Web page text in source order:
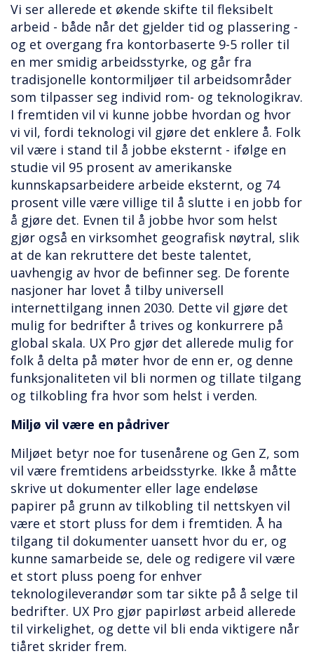
Vi ser allerede et økende skifte til fleksibelt
arbeid - både når det gjelder tid og plassering -
og et overgang fra kontorbaserte 9-5 roller til
en mer smidig arbeidsstyrke, og går fra
tradisjonelle kontormiljøer til arbeidsområder
som tilpasser seg individ rom- og teknologikrav.
I fremtiden vil vi kunne jobbe hvordan og hvor
vi vil, fordi teknologi vil gjøre det enklere å. Folk
vil være i stand til å jobbe eksternt - ifølge en
studie vil 95 prosent av amerikanske
kunnskapsarbeidere arbeide eksternt, og 74
prosent ville være villige til å slutte i en jobb for
å gjøre det. Evnen til å jobbe hvor som helst
gjør også en virksomhet geografisk nøytral, slik
at de kan rekruttere det beste talentet,
uavhengig av hvor de befinner seg. De forente
nasjoner har lovet å tilby universell
internettilgang innen 2030. Dette vil gjøre det
mulig for bedrifter å trives og konkurrere på
global skala. UX Pro gjør det allerede mulig for
folk å delta på møter hvor de enn er, og denne
funksjonaliteten vil bli normen og tillate tilgang
og tilkobling fra hvor som helst i verden.
Miljø vil være en pådriver
Miljøet betyr noe for tusenårene og Gen Z, som
vil være fremtidens arbeidsstyrke. Ikke å måtte
skrive ut dokumenter eller lage endeløse
papirer på grunn av tilkobling til nettskyen vil
være et stort pluss for dem i fremtiden. Å ha
tilgang til dokumenter uansett hvor du er, og
kunne samarbeide se, dele og redigere vil være
et stort pluss poeng for enhver
teknologileverandør som tar sikte på å selge til
bedrifter. UX Pro gjør papirløst arbeid allerede
til virkelighet, og dette vil bli enda viktigere når
tiåret skrider frem.